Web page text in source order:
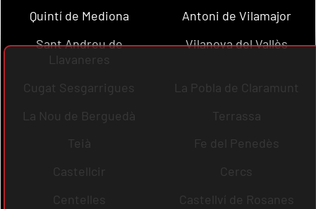
Quintí de Mediona
Antoni de Vilamajor
Sant Andreu de
Llavaneres
Vilanova del Vallès
Cugat Sesgarrigues
La Pobla de Claramunt
La Nou de Berguedà
Terrassa
Teià
Fe del Penedès
Castellcir
Cercs
Centelles
Castellví de Rosanes